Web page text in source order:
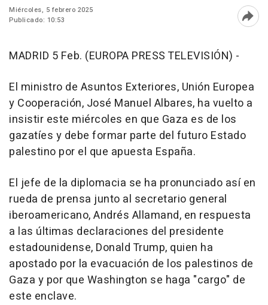
Miércoles, 5 febrero 2025
Publicado: 10:53
MADRID 5 Feb. (EUROPA PRESS TELEVISIÓN) -
El ministro de Asuntos Exteriores, Unión Europea
y Cooperación, José Manuel Albares, ha vuelto a
insistir este miércoles en que Gaza es de los
gazatíes y debe formar parte del futuro Estado
palestino por el que apuesta España.
El jefe de la diplomacia se ha pronunciado así en
rueda de prensa junto al secretario general
iberoamericano, Andrés Allamand, en respuesta
a las últimas declaraciones del presidente
estadounidense, Donald Trump, quien ha
apostado por la evacuación de los palestinos de
Gaza y por que Washington se haga "cargo" de
este enclave.